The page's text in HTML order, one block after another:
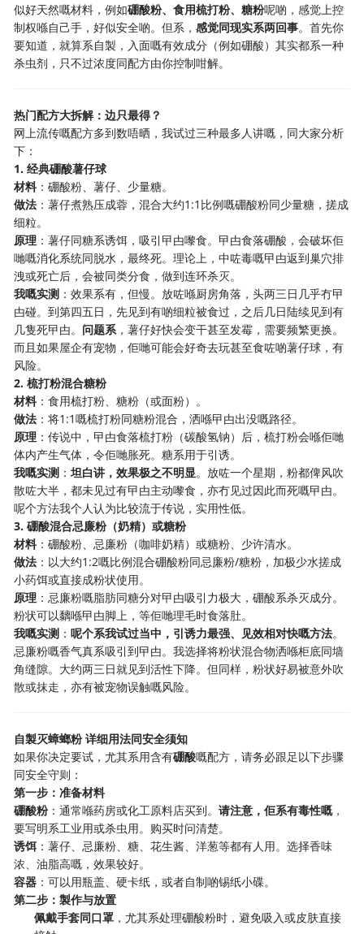
似好天然嘅材料，例如硼酸粉、食用梳打粉、糖粉呢啲，感觉上控
制权喺自己手，好似安全啲。但系，感觉同现实系两回事。首先你
要知道，就算系自製，入面嘅有效成分（例如硼酸）其实都系一种
杀虫剂，只不过浓度同配方由你控制咁解。
热门配方大拆解：边只最得？
网上流传嘅配方多到数唔晒，我试过三种最多人讲嘅，同大家分析
下：
1. 经典硼酸薯仔球
材料：硼酸粉、薯仔、少量糖。
做法 ：薯仔煮熟压成蓉，混合大约1:1比例嘅硼酸粉同少量糖，搓成
细粒。
原理 ：薯仔同糖系诱饵，吸引曱甴嚟食。曱甴食落硼酸，会破坏佢
哋嘅消化系统同脱水，最终死。理论上，中咗毒嘅曱甴返到巢穴排
洩或死亡后，会被同类分食，做到连环杀灭。
我嘅实测 ：效果系有，但慢。放咗喺厨房角落，头两三日几乎冇曱
甴碰。到第四五日，先见到有啲细粒被食过，之后几日陆续见到有
几隻死曱甴。 问题系，薯仔好快会变干甚至发霉，需要频繁更换。
而且如果屋企有宠物，佢哋可能会好奇去玩甚至食咗啲薯仔球，有
风险。
2. 梳打粉混合糖粉
材料：食用梳打粉、糖粉（或面粉）。
做法 ：将1:1嘅梳打粉同糖粉混合，洒喺曱甴出没嘅路径。
原理 ：传说中，曱甴食落梳打粉（碳酸氢钠）后，梳打粉会喺佢哋
体内产生气体，令佢哋胀死。糖系用于引诱。
我嘅实测 ：坦白讲，效果极之不明显。放咗一个星期，粉都俾风吹
散咗大半，都未见过有曱甴主动嚟食，亦冇见过因此而死嘅曱甴。
呢个方法我个人认为比较流于传说，实用性低。
3. 硼酸混合忌廉粉（奶精）或糖粉
材料：硼酸粉、忌廉粉（咖啡奶精）或糖粉、少许清水。
做法 ：以大约1:2嘅比例混合硼酸粉同忌廉粉/糖粉，加极少水搓成
小药饵或直接成粉状使用。
原理 ：忌廉粉嘅脂肪同糖分对曱甴吸引力极大，硼酸系杀灭成分。
粉状可以黐喺曱甴脚上，等佢哋理毛时食落肚。
我嘅实测 ：呢个系我试过当中，引诱力最强、见效相对快嘅方法。
忌廉粉嘅香气真系吸引到曱甴。我选择将粉状混合物洒喺柜底同墙
角缝隙。大约两三日就见到活性下降。但同样，粉状好易被意外吹
散或抹走，亦有被宠物误触嘅风险。
自製灭蟑螂粉 详细用法同安全须知
如果你决定要试，尤其系用含有硼酸嘅配方，请务必跟足以下步骤
同安全守则：
第一步：准备材料
硼酸粉：通常喺药房或化工原料店买到。请注意，佢系有毒性嘅，
要写明系工业用或杀虫用。购买时问清楚。
诱饵 ：薯仔、忌廉粉、糖、花生酱、洋葱等都有人用。选择香味
浓、油脂高嘅，效果较好。
容器 ：可以用瓶盖、硬卡纸，或者自制啲锡纸小碟。
第二步：製作与放置
佩戴手套同口罩 ，尤其系处理硼酸粉时，避免吸入或皮肤直接